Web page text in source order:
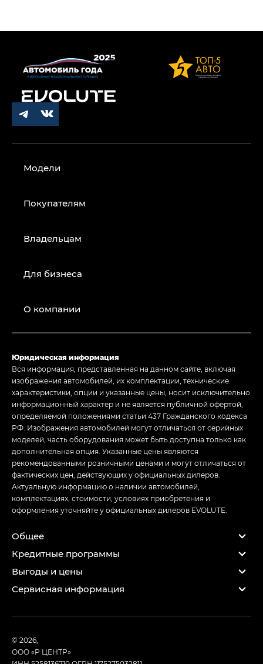
Модели
Покупателям
Владельцам
Для бизнеса
О компании
Юридическая информация
Вся информация, представленная на данном сайте, включая
изображения автомобилей, их комплектации, технические
характеристики, опции и указанные цены, носит исключительно
информационный характер и не является публичной офертой,
определяемой положениями статьи 437 Гражданского кодекса
РФ. Изображения автомобилей могут отличаться от серийных
моделей, часть оборудования может быть доступна только как
дополнительная опция. Указанные цены являются
рекомендованными розничными ценами и могут отличаться от
фактических цен, действующих у официальных дилеров.
Актуальную информацию о наличии автомобилей,
комплектациях, стоимости, условиях приобретения и
оформления уточняйте у официальных дилеров EVOLUTE.
Общее
Кредитные программы
Выгоды и цены
Сервисная информация
© 2026,
ООО «Р ЦЕНТР»